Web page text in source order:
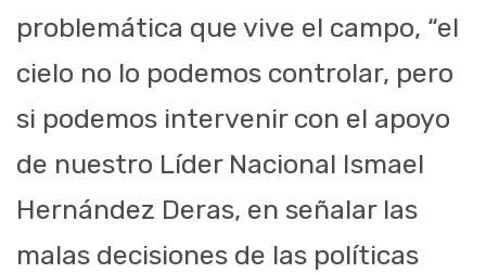
problemática que vive el campo, “el
cielo no lo podemos controlar, pero
si podemos intervenir con el apoyo
de nuestro Líder Nacional Ismael
Hernández Deras, en señalar las
malas decisiones de las políticas